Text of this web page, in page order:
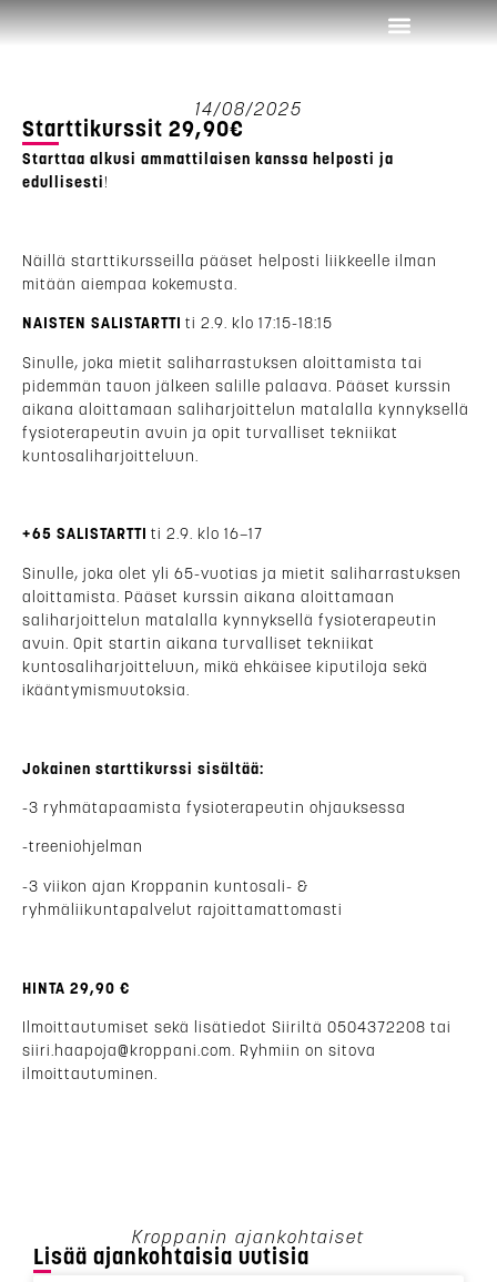
14/08/2025
Starttikurssit 29,90€
Starttaa alkusi ammattilaisen kanssa helposti ja
edullisesti!
Näillä starttikursseilla pääset helposti liikkeelle ilman
mitään aiempaa kokemusta.
NAISTEN SALISTARTTI ti 2.9. klo 17:15-18:15
Sinulle, joka mietit saliharrastuksen aloittamista tai
pidemmän tauon jälkeen salille palaava. Pääset kurssin
aikana aloittamaan saliharjoittelun matalalla kynnyksellä
fysioterapeutin avuin ja opit turvalliset tekniikat
kuntosaliharjoitteluun.
+65 SALISTARTTI ti 2.9. klo 16–17
Sinulle, joka olet yli 65-vuotias ja mietit saliharrastuksen
aloittamista. Pääset kurssin aikana aloittamaan
saliharjoittelun matalalla kynnyksellä fysioterapeutin
avuin. Opit startin aikana turvalliset tekniikat
kuntosaliharjoitteluun, mikä ehkäisee kiputiloja sekä
ikääntymismuutoksia.
Jokainen starttikurssi sisältää:
-3 ryhmätapaamista fysioterapeutin ohjauksessa
-treeniohjelman
-3 viikon ajan Kroppanin kuntosali- &
ryhmäliikuntapalvelut rajoittamattomasti
HINTA 29,90 €
Ilmoittautumiset sekä lisätiedot Siiriltä 0504372208 tai
siiri.haapoja@kroppani.com. Ryhmiin on sitova
ilmoittautuminen.
Kroppanin ajankohtaiset
Lisää ajankohtaisia uutisia